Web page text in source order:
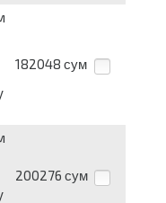
182048 сум
200276 сум